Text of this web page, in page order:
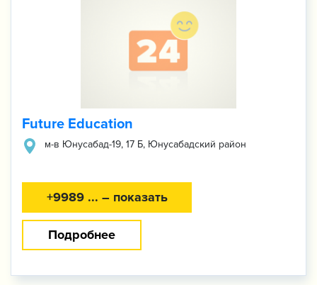
Future Education
м-в Юнусабад-19, 17 Б, Юнусабадский район
+9989 ... – показать
Подробнее